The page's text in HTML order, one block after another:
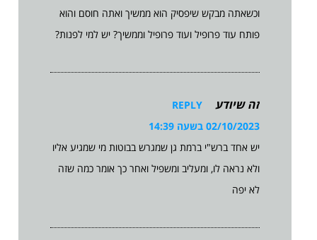
וכשאתה מבקש שיפסיק הוא ממשיך ואתה חוסם והוא
פותח עוד פרופיל ועוד פרופיל וממשיך? יש למי לפנות?
זה שיודע
REPLY
02/10/2023 בשעה 14:39
יש אחד ברש"י ברמת גן שמגרש בבוטות מי שמגיע אליו
ולא נראה לו, ומעליב ומשפיל ואחר כך אומר כמה שזה
לא יפה